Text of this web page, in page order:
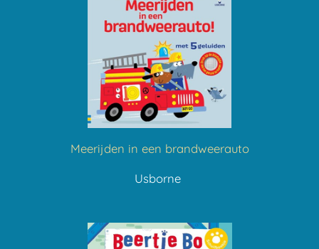
Meerijden in een brandweerauto
Usborne